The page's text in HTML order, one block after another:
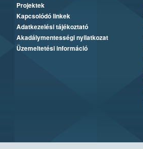
Projektek
Kapcsolódó linkek
Adatkezelési tájékoztató
Akadálymentességi nyilatkozat
Üzemeltetési információ